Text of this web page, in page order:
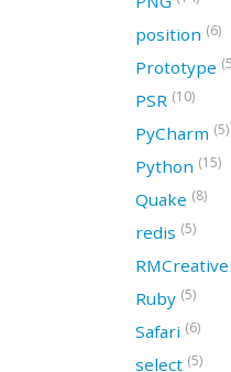
position (6)
Prototype
PSR (10)
PyCharm (5)
Python (15)
Quake (8)
redis (5)
RMCreative
Ruby (5)
Safari (6)
select (5)